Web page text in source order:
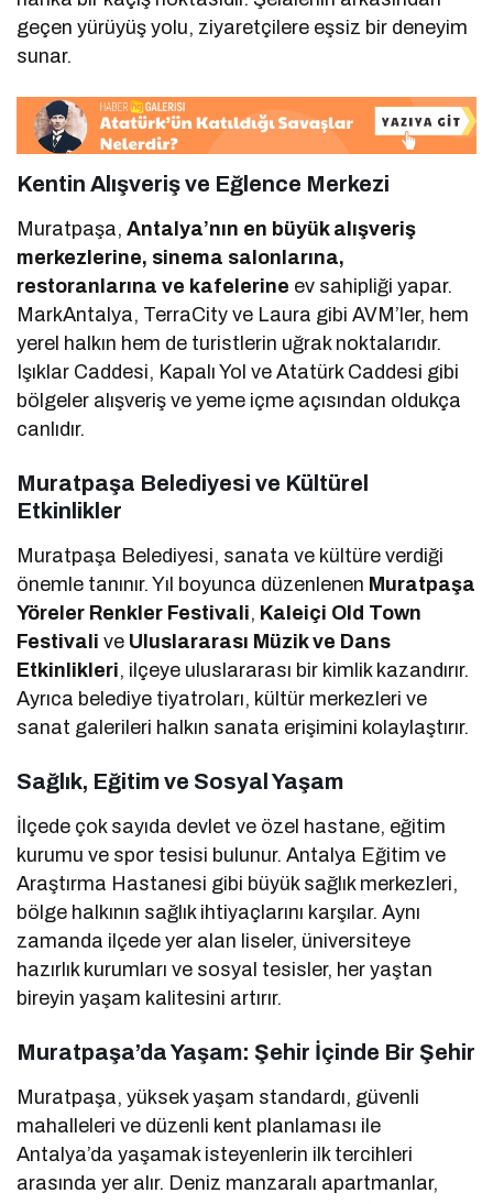
geçen yürüyüş yolu, ziyaretçilere eşsiz bir deneyim
sunar.
Kentin Alışveriş ve Eğlence Merkezi
Muratpaşa,Antalya’nın en büyük alışveriş
merkezlerine, sinema salonlarına,
restoranlarına ve kafelerine ev sahipliği yapar.
MarkAntalya, TerraCity ve Laura gibi AVM’ler, hem
yerel halkın hem de turistlerin uğrak noktalarıdır.
Işıklar Caddesi, Kapalı Yol ve Atatürk Caddesi gibi
bölgeler alışveriş ve yeme içme açısından oldukça
canlıdır.
Muratpaşa Belediyesi ve Kültürel
Etkinlikler
Muratpaşa Belediyesi, sanata ve kültüre verdiği
önemle tanınır. Yıl boyunca düzenlenen Muratpaşa
Yöreler Renkler Festivali, Kaleiçi Old Town
Festivali ve Uluslararası Müzik ve Dans
Etkinlikleri, ilçeye uluslararası bir kimlik kazandırır.
Ayrıca belediye tiyatroları, kültür merkezleri ve
sanat galerileri halkın sanata erişimini kolaylaştırır.
Sağlık, Eğitim ve Sosyal Yaşam
İlçede çok sayıda devlet ve özel hastane, eğitim
kurumu ve spor tesisi bulunur. Antalya Eğitim ve
Araştırma Hastanesi gibi büyük sağlık merkezleri,
bölge halkının sağlık ihtiyaçlarını karşılar. Aynı
zamanda ilçede yer alan liseler, üniversiteye
hazırlık kurumları ve sosyal tesisler, her yaştan
bireyin yaşam kalitesini artırır.
Muratpaşa’da Yaşam: Şehir İçinde Bir Şehir
Muratpaşa, yüksek yaşam standardı, güvenli
mahalleleri ve düzenli kent planlaması ile
Antalya’da yaşamak isteyenlerin ilk tercihleri
arasında yer alır. Deniz manzaralı apartmanlar,